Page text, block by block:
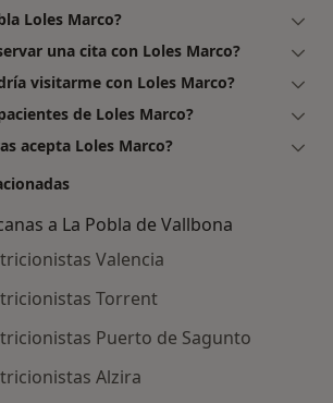
Loles Marco?
una cita con Loles Marco?
visitarme con Loles Marco?
de Loles Marco?
acepta Loles Marco?
a La Pobla de Vallbona
Valencia
Torrent
Puerto de Sagunto
Alzira